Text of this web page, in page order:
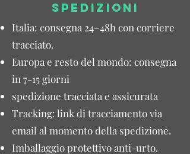
SPEDIZIONI
Italia: consegna 24–48h con corriere
tracciato.
Europa e resto del mondo: consegna
in 7-15 giorni
spedizione tracciata e assicurata
Tracking: link di tracciamento via
email al momento della spedizione.
Imballaggio protettivo anti-urto.